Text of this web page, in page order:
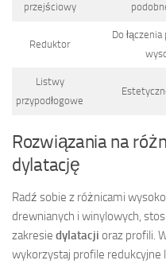
przejściowy
Reduktor
Do
Listwy
przypodłogowe
Rozwiązania na
dylatację
Radź sobie z różnicami
drewnianych i winylowych,
zakresie dylatacji oraz profili.
wykorzystaj profile